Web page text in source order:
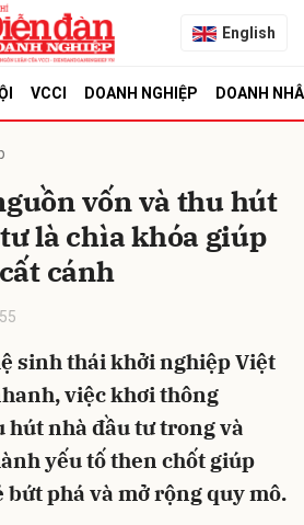
English
VCCI DOANH NGHIỆP DOANH
vốn và thu hút
là chìa khóa giúp
cánh
sinh thái khởi nghiệp Việt
việc khơi thông
hút nhà đầu tư trong và
yếu tố then chốt giúp
phá và mở rộng quy mô.
Hủy